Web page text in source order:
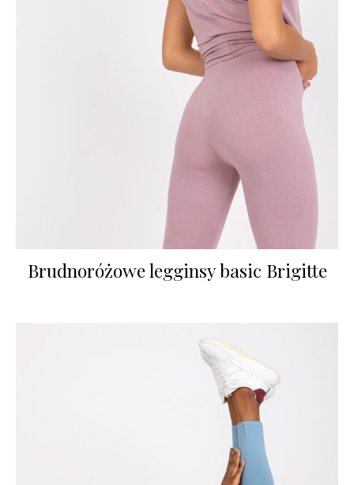
Brudnoróżowe legginsy basic Brigitte